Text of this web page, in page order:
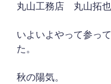
丸山工務店　丸山拓也
いよいよやって参っ
た。
秋の陽気。